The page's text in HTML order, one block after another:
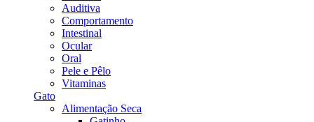
Auditiva
Comportamento
Intestinal
Ocular
Oral
Pele e Pêlo
Vitaminas
Gato
Alimentação Seca